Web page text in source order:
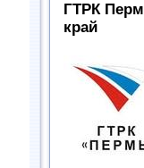
ГТРК
край